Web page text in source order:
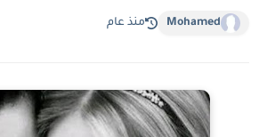
Mohamed منذ عام